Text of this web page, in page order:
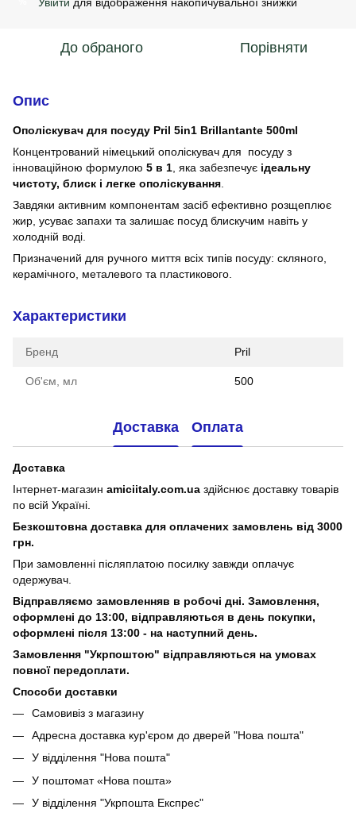
До обраного Порівняти
Опис
Ополіскувач для посуду Pril 5in1 Brillantante 500ml
Концентрований німецький ополіскувач для посуду з
інноваційною формулою 5 в 1 , яка забезпечує ідеальну
чистоту, блиск і легке ополіскування
Завдяки активним компонентам засіб ефективно розщеплює
жир, усуває запахи та залишає посуд блискучим навіть у
холодній воді.
Призначений для ручного миття всіх типів посуду: скляного,
керамічного, металевого та пластикового.
Характеристики
Бренд Pril
Об'єм, мл 500
Доставка Оплата
Доставка
Інтернет-магазин amiciitaly.com.ua здійснює доставку товарів
по всій Україні.
Безкоштовна доставка для оплачених замовлень від 3000
грн.
При замовленні післяплатою посилку завжди оплачує
одержувач.
Відправляємо замовленняв в робочі дні. Замовлення,
оформлені до 13:00, відправляються в день покупки,
оформлені після 13:00 - на наступний день.
Замовлення "Укрпоштою" відправляються на умовах
повної передоплати.
Способи доставки
Самовивіз з магазину
Адресна доставка кур'єром до дверей "Нова пошта"
У відділення "Нова пошта"
У поштомат «Нова пошта»
У відділення "Укрпошта Експрес"